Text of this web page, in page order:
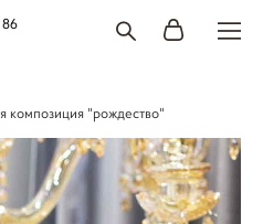
композиция "рождество"